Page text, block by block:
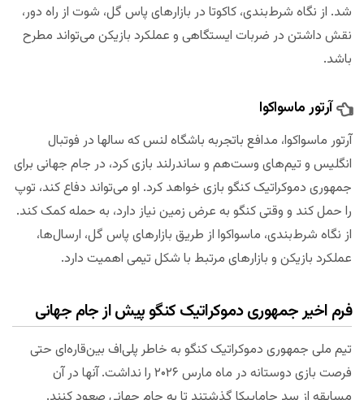
شد. از نگاه شرط‌بندی، کاکوتا در بازارهای پاس گل، شوت از راه دور،
نقش داشتن در ضربات ایستگاهی و عملکرد بازیکن می‌تواند مطرح
باشد.
آرتور ماسواکوا
آرتور ماسواکوا، مدافع باتجربه باشگاه لنس که سالها در فوتبال
انگلیس و تیم‌های وست‌هم و ساندرلند بازی کرد، در جام جهانی برای
جمهوری دموکراتیک کنگو بازی خواهد کرد. او می‌تواند دفاع کند، توپ
را حمل کند و وقتی کنگو به عرض زمین نیاز دارد، به حمله کمک کند.
از نگاه شرط‌بندی، ماسواکوا از طریق بازارهای پاس گل، ارسال‌ها،
عملکرد بازیکن و بازارهای مرتبط با شکل تیمی اهمیت دارد.
فرم اخیر جمهوری دموکراتیک کنگو پیش از جام جهانی
تیم ملی جمهوری دموکراتیک کنگو به خاطر پلی‌اف بین‌قاره‌ای حتی
فرصت بازی دوستانه در ماه مارس ۲۰۲۶ را نداشت. آنها در آن